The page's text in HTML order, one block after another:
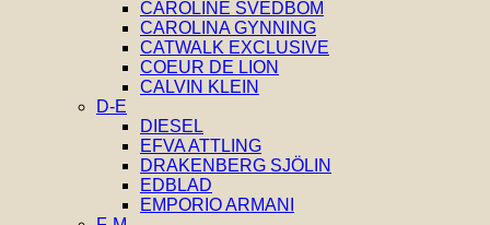
CAROLINE SVEDBOM
CAROLINA GYNNING
CATWALK EXCLUSIVE
COEUR DE LION
CALVIN KLEIN
D-E
DIESEL
EFVA ATTLING
DRAKENBERG SJÖLIN
EDBLAD
EMPORIO ARMANI